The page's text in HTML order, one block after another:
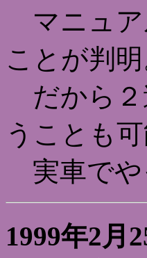
マニュア
ことが判明
だから２
うことも可
実車で
1999年2月